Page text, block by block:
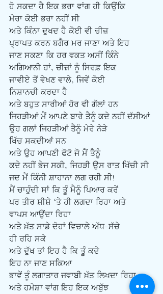
ਹੋ ਸਕਦਾ ਹੈ ਇਕ ਭਰਾ ਵਾਂਗ ਹੀ ਕਿਉਂਕਿ
ਮੇਰਾ ਕੋਈ ਭਰਾ ਨਹੀਂ ਸੀ
ਅਤੇ ਕਿੰਨਾ ਦੁਖਦ ਹੈ ਕੋਈ ਵੀ ਚੀਜ਼
ਪ੍ਰਾਪਤ ਕਰਨ ਬਗੈਰ ਮਰ ਜਾਣਾ ਅਤੇ ਇਹ
ਜਾਣ ਸਕਣਾ ਕਿ ਹਰ ਵਕਤ ਅਸੀਂ ਕਿੰਨੇ
ਅਗਿਆਨੀ ਹਾਂ, ਚੀਜ਼ਾਂ ਨੂੰ ਸਿਰਫ਼ ਇਕ
ਜਾਵੀਏ ਤੋਂ ਵੇਖਣ ਵਾਲੇ, ਜਿਵੇਂ ਕੋਈ
ਨਿਸ਼ਾਨਚੀ ਕਰਦਾ ਹੈ
ਅਤੇ ਬਹੁਤ ਸਾਰੀਆਂ ਹੋਰ ਵੀ ਗੱਲਾਂ ਹਨ
ਜਿਹੜੀਆਂ ਮੈਂ ਆਪਣੇ ਬਾਰੇ ਤੈਨੂੰ ਕਦੇ ਨਹੀਂ ਦੱਸੀਆਂ
ਉਹ ਗਲਾਂ ਜਿਹੜੀਆਂ ਤੈਨੂੰ ਮੇਰੇ ਨੇੜੇ
ਖਿੱਚ ਸਕਦੀਆਂ ਸਨ
ਅਤੇ ਉਹ ਆਪਣੀ ਫੋਟੋ ਜੋ ਮੈਂ ਤੈਨੂੰ
ਕਦੇ ਨਹੀਂ ਭੇਜ ਸਕੀ, ਜਿਹੜੀ ਉਸ ਰਾਤ ਖਿੱਚੀ ਸੀ
ਜਦ ਮੈਂ ਕਿੰਨੀ ਸ਼ਾਹਾਨਾ ਲਗ ਰਹੀ ਸੀ!
ਮੈਂ ਚਾਹੁੰਦੀ ਸਾਂ ਕਿ ਤੂੰ ਮੈਨੂੰ ਪਿਆਰ ਕਰੇਂ
ਪਰ ਤੀਰ ਸ਼ੀਸ਼ੇ ‘ਤੇ ਹੀ ਲਗਦਾ ਰਿਹਾ ਅਤੇ
ਵਾਪਸ ਆਉਂਦਾ ਰਿਹਾ
ਅਤੇ ਖ਼ੱਤ ਸਾਡੇ ਦੋਹਾਂ ਵਿਚਾਲੇ ਅੱਧ-ਸੱਚੇ
ਹੀ ਰਹਿ ਸਕੇ
ਅਤੇ ਦੁੱਖ ਤਾਂ ਇਹ ਹੈ ਕਿ ਤੂੰ ਕਦੇ
ਇਹ ਨਾ ਜਾਣ ਸਕਿਆ
ਭਾਵੇਂ ਤੂੰ ਲਗਾਤਾਰ ਜਵਾਬੀ ਖ਼ੱਤ ਲਿਖਦਾ ਰਿਹਾ
ਅਤੇ ਹਮੇਸ਼ਾ ਵਾਂਗ ਇਹ ਇਕ ਅਬੁੱਝ